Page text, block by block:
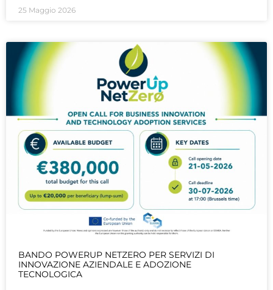
25 Maggio 2026
BANDO POWERUP NETZERO PER SERVIZI DI
INNOVAZIONE AZIENDALE E ADOZIONE
TECNOLOGICA